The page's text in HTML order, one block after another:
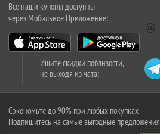
Все наши купоны доступны
через Мобильное Приложение:
Ищите скидки поблизости,
не выходя из чата:
Сэкономьте до 90% при любых покупках
Подпишитесь на самые выгодные предложения